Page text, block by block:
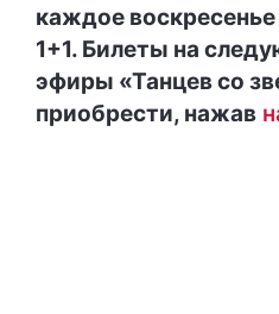
каждое воскресенье
1+1. Билеты на
эфиры «Танцев со
приобрести, нажав